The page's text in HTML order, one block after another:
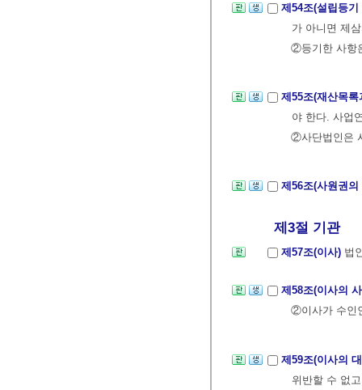
제54조(설립등
가 아니면 제
②등기한 사항
제55조(재산목
야 한다. 사업
②사단법인은
제56조(사원권
제3절 기관
제57조(이사) 법
제58조(이사의
②이사가 수인
제59조(이사의
위반할 수 없